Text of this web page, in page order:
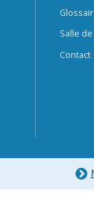
Salle
Contact